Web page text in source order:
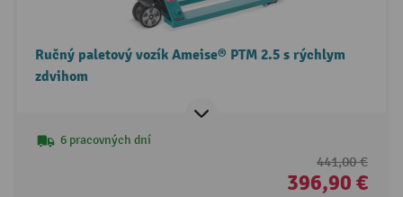
Ručný paletový vozík Ameise® PTM 2.5 s rýchlym
zdvihom
6 pracovných dní
441,00 €
396,90 €